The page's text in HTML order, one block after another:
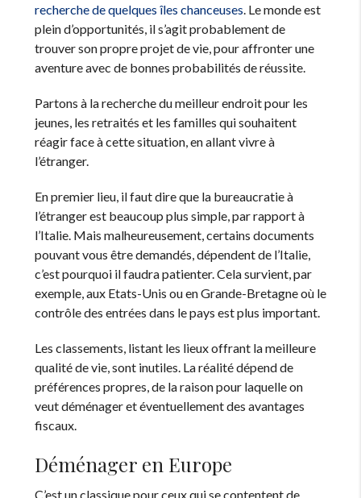
recherche de quelques îles chanceuses . Le monde est
plein d’opportunités, il s’agit probablement de
trouver son propre projet de vie, pour affronter une
aventure avec de bonnes probabilités de réussite.
Partons à la recherche du meilleur endroit pour les
jeunes, les retraités et les familles qui souhaitent
réagir face à cette situation, en allant vivre à
l’étranger.
En premier lieu, il faut dire que la bureaucratie à
l’étranger est beaucoup plus simple, par rapport à
l’Italie. Mais malheureusement, certains documents
pouvant vous être demandés, dépendent de l’Italie,
c’est pourquoi il faudra patienter. Cela survient, par
exemple, aux Etats-Unis ou en Grande-Bretagne où le
contrôle des entrées dans le pays est plus important.
Les classements, listant les lieux offrant la meilleure
qualité de vie, sont inutiles. La réalité dépend de
préférences propres, de la raison pour laquelle on
veut déménager et éventuellement des avantages
fiscaux.
Déménager en Europe
C’est un classique pour ceux qui se contentent de